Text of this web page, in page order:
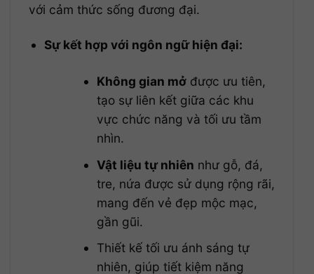
với cảm thức sống đương đại.
Sự kết hợp với ngôn ngữ hiện đại:
Không gian mởđược ưu tiên,
tạo sự liên kết giữa các khu
vực chức năng và tối ưu tầm
nhìn.
Vật liệu tự nhiên như gỗ, đá,
tre, nứa được sử dụng rộng rãi,
mang đến vẻ đẹp mộc mạc,
gần gũi.
Thiết kế tối ưu ánh sáng tự
nhiên, giúp tiết kiệm năng